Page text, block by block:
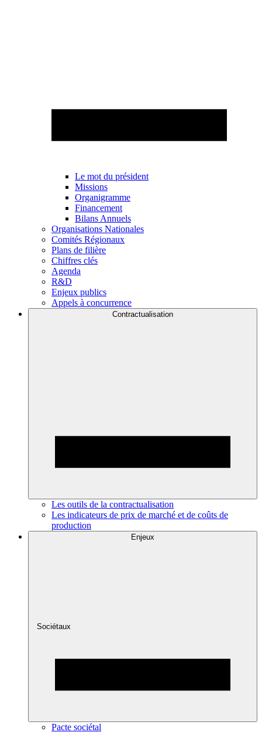
Le mot du président
Missions
Organigramme
Financement
Bilans Annuels
Organisations Nationales
Comités Régionaux
Plans de filière
Chiffres clés
Agenda
R&D
Enjeux publics
Appels à concurrence
Contractualisation
Les outils de la contractualisation
Les indicateurs de prix de marché et de coûts de
production
Enjeux
Sociétaux
Pacte sociétal